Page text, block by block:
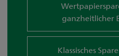
ganzheitlicher
Klassisches